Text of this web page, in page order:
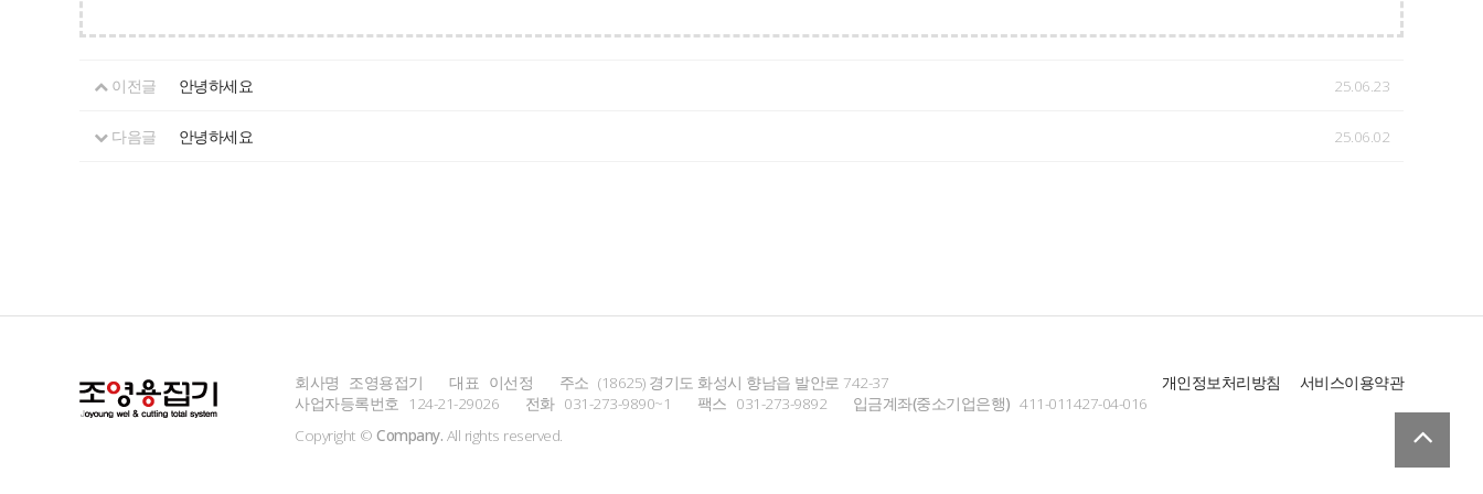
이전글 안녕하세요 25.06.23
다음글 안녕하세요 25.06.02
개인정보처리방침 서비스이용약관
회사명 조영용접기 대표 이선정 주소 (18625) 경기도 화성시 향남읍 발안로 742-37
사업자등록번호 124-21-29026 전화 031-273-9890~1 팩스 031-273-9892 입금계좌(중소기업은행) 411-011427-04-016
Copyright © Company. All rights reserved.